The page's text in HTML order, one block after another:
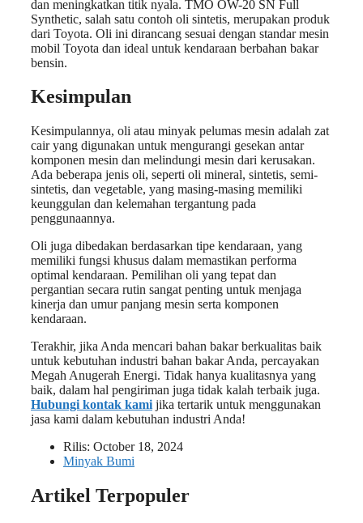
dan meningkatkan titik nyala. TMO OW-20 SN Full
Synthetic, salah satu contoh oli sintetis, merupakan produk
dari Toyota. Oli ini dirancang sesuai dengan standar mesin
mobil Toyota dan ideal untuk kendaraan berbahan bakar
bensin.
Kesimpulan
Kesimpulannya, oli atau minyak pelumas mesin adalah zat
cair yang digunakan untuk mengurangi gesekan antar
komponen mesin dan melindungi mesin dari kerusakan.
Ada beberapa jenis oli, seperti oli mineral, sintetis, semi-
sintetis, dan vegetable, yang masing-masing memiliki
keunggulan dan kelemahan tergantung pada
penggunaannya.
Oli juga dibedakan berdasarkan tipe kendaraan, yang
memiliki fungsi khusus dalam memastikan performa
optimal kendaraan. Pemilihan oli yang tepat dan
pergantian secara rutin sangat penting untuk menjaga
kinerja dan umur panjang mesin serta komponen
kendaraan.
Terakhir, jika Anda mencari bahan bakar berkualitas baik
untuk kebutuhan industri bahan bakar Anda, percayakan
Megah Anugerah Energi. Tidak hanya kualitasnya yang
baik, dalam hal pengiriman juga tidak kalah terbaik juga.
Hubungi kontak kami jika tertarik untuk menggunakan
jasa kami dalam kebutuhan industri Anda!
Rilis: October 18, 2024
Minyak Bumi
Artikel Terpopuler